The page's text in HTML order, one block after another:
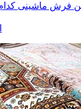
فرش ماشینی